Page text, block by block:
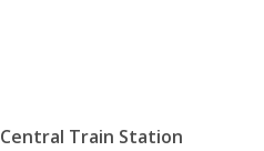
Central Train Station